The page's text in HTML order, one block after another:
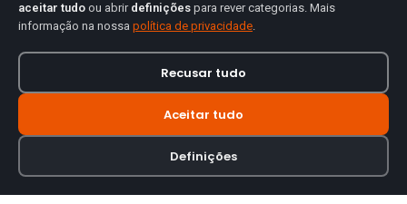
aceitar tudo ou abrir definições para rever categorias. Mais
informação na nossa política de privacidade.
Recusar tudo
Aceitar tudo
Definições